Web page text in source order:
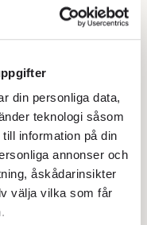
din personliga data,
teknologi såsom
information på din
annonser och
åskådarinsikter
välja vilka som får
samhällsfara, det
nu nästan
miljö- och
som trosvisst
än jag. Likt
hellre
som går blir